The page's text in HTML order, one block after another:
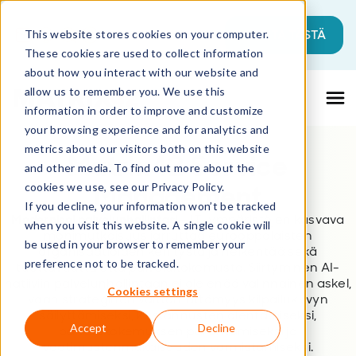
This website stores cookies on your computer.
These cookies are used to collect information
about how you interact with our website and
allow us to remember you. We use this
information in order to improve and customize
your browsing experience and for analytics and
metrics about our visitors both on this website
and other media. To find out more about the
cookies we use, see our Privacy Policy.
If you decline, your information won’t be tracked
when you visit this website. A single cookie will
be used in your browser to remember your
preference not to be tracked.
Cookies settings
Accept Decline
Tämä on hakukenttä, johon on liitetty
Ehdotuksia ei ole, koska hakukenttä on
ALOITA TÄSTÄ
Matrix42 Service
Management
Modernisoi palvelunhallintasi– IT-ympäristöjen kasvava
monimutkaisuus jarruttaa eurooppalaisten
organisaatioiden kehitystä ja heikentää sekä
tuottavuutta että palvelukokemusta. Siirtyminen AI-
natiiviin palvelunhallintaan ei ole enää valinnainen askel,
vaan strateginen välttämättömyys kilpailukyvyn
säilyttämiseksi, kustannusten alentamiseksi,
palvelukokemuksen parantamiseksi ja
vaatimustenmukaisuuden varmistamiseksi.